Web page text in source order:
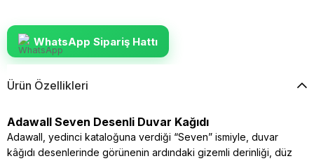
WhatsApp Sipariş Hattı
Ürün Özellikleri
Adawall Seven Desenli Duvar Kağıdı
Adawall, yedinci kataloğuna verdiği “Seven” ismiyle, duvar
kâğıdı desenlerinde görünenin ardındaki gizemli derinliği, düz